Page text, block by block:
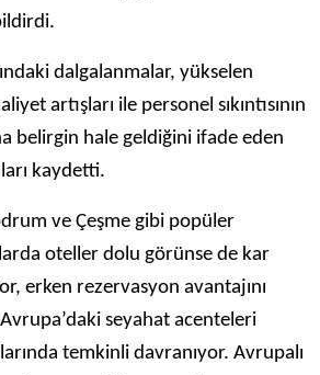
dalgalanmalar, yükselen
artışları ile personel sıkıntısının
belirgin hale geldiğini ifade eden
kaydetti.
ve Çeşme gibi popüler
oteller dolu görünse de kar
erken rezervasyon avantajını
seyahat acenteleri
temkinli davranıyor. Avrupalı